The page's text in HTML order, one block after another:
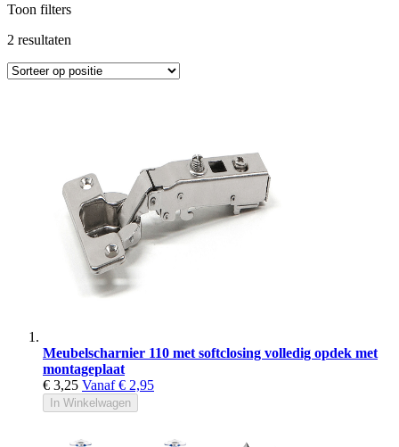
Toon filters
2 resultaten
Meubelscharnier 110 met softclosing volledig opdek met
montageplaat
€ 3,25 Vanaf € 2,95
In Winkelwagen